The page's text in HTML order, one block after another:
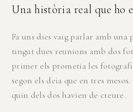
Una història real que ho
Fa uns dies vaig parlar amb una
tingut dues reunions amb dos
primer els prometia les
segon els deia que en tres
quin dels dos havien de creure.